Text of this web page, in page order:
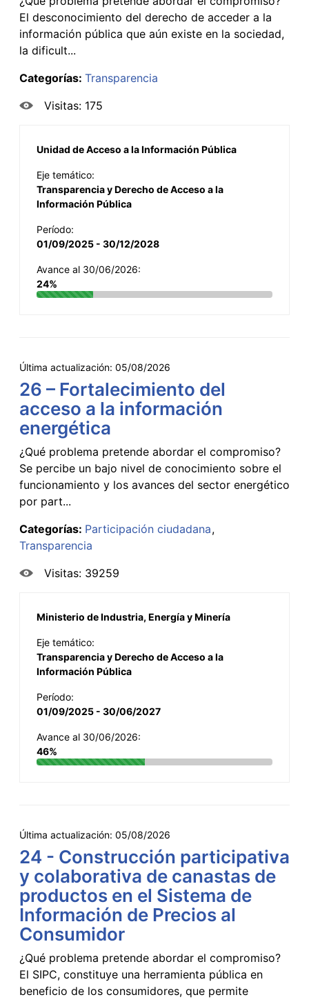
El desconocimiento del derecho de acceder a la
información pública que aún existe en la sociedad,
la dificult...
Categorías: Transparencia
Visitas: 175
Unidad de Acceso a la Información Pública
Eje temático:
Transparencia y Derecho de Acceso a la
Información Pública
Período:
01/09/2025 - 30/12/2028
Avance al 30/06/2026:
24%
Última actualización: 05/08/2026
26 – Fortalecimiento del
acceso a la información
energética
¿Qué problema pretende abordar el compromiso?
Se percibe un bajo nivel de conocimiento sobre el
funcionamiento y los avances del sector energético
por part...
Categorías: Participación ciudadana
Transparencia
Visitas: 39259
Ministerio de Industria, Energía y Minería
Eje temático:
Transparencia y Derecho de Acceso a la
Información Pública
Período:
01/09/2025 - 30/06/2027
Avance al 30/06/2026:
46%
Última actualización: 05/08/2026
24 - Construcción participativa
y colaborativa de canastas de
productos en el Sistema de
Información de Precios al
Consumidor
¿Qué problema pretende abordar el compromiso?
El SIPC, constituye una herramienta pública en
beneficio de los consumidores, que permite